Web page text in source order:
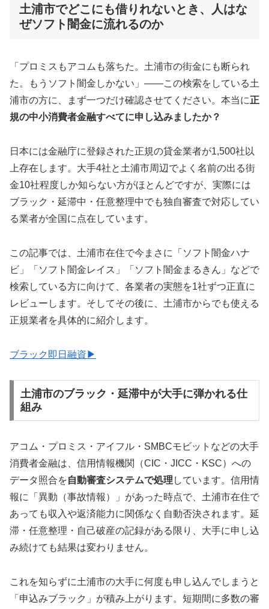
土浦市でどこにも借りれないとき、人はな
ぜソフト闇金に流れるのか
「プロミスもアコムも落ちた。土浦市の街金にも断られ
た。もうソフト闇金しかない」——この検索をしている土
浦市の方に、まず一つだけ確認させてください。本当に正
規の中小消費者金融すべてに申し込みましたか？
日本には金融庁に登録された正規の貸金業者が1,500社以
上存在します。大手4社と土浦市周辺でよく名前の出る街
金10社程度しか知らない方がほとんどですが、実際には
ブラック・延滞中・任意整理中でも独自審査で対応してい
る業者が全国に点在しています。
この記事では、土浦市在住で今まさに「ソフト闇金ハナ
ビ」「ソフト闇金レイス」「ソフト闇金まるきん」などで
検索している方に向けて、各業者の実態を1社ずつ正直に
レビューします。そしてその後に、土浦市からでも使える
正規業者を具体的に紹介します。
ブラック即日融資▶
土浦市のブラック・延滞中が大手に弾かれる仕
組み
アコム・プロミス・アイフル・SMBCモビットなどの大手
消費者金融は、信用情報機関（CIC・JICC・KSC）への
データ照合を自動審査システムで処理 しています。信用情
報に「異動（事故情報）」があった時点で、土浦市在住で
あっても収入や返済能力に関係なく自動否決されます。延
滞・任意整理・自己破産の記録がある限り、大手に申し込
み続けても結果は変わりません。
これを知らずに土浦市の大手に何度も申し込んでしまうと
「申込みブラック」が積み上がります。短期間に多数の審